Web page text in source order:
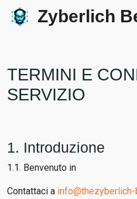
Zyberlich
TERMINI E
SERVIZIO
1. Introduzione
1.1. Benvenuto in
Contattaci a